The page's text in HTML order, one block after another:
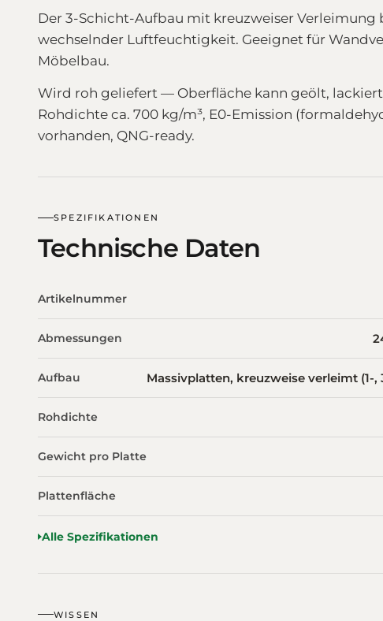
Der 3-Schicht-Aufbau mit kreuzweiser
wechselnder Luftfeuchtigkeit. Geeignet für
Möbelbau.
Wird roh geliefert — Oberfläche kann geölt,
Rohdichte ca. 700 kg/m³, E0-Emission
vorhanden, QNG-ready.
SPEZIFIKATIONEN
Technische Daten
Artikelnummer
Abmessungen
Aufbau Massivplatten, kreuzweise verleimt (1-
Rohdichte
Gewicht pro Platte
Plattenfläche
Alle Spezifikationen
WISSEN